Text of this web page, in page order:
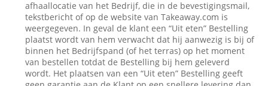
afhaallocatie van het Bedrijf, die in de bevestigingsmail,
tekstbericht of op de website van Takeaway.com is
weergegeven. In geval de klant een “Uit eten” Bestelling
plaatst wordt van hem verwacht dat hij aanwezig is bij of
binnen het Bedrijfspand (of het terras) op het moment
van bestellen totdat de Bestelling bij hem geleverd
wordt. Het plaatsen van een “Uit eten” Bestelling geeft